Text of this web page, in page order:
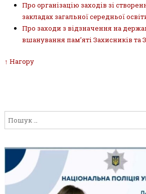
Про організацію заходів зі
закладах загальної середньої
Про заходи з відзначення на
вшанування пам’яті Захисників та
↑ Нагору